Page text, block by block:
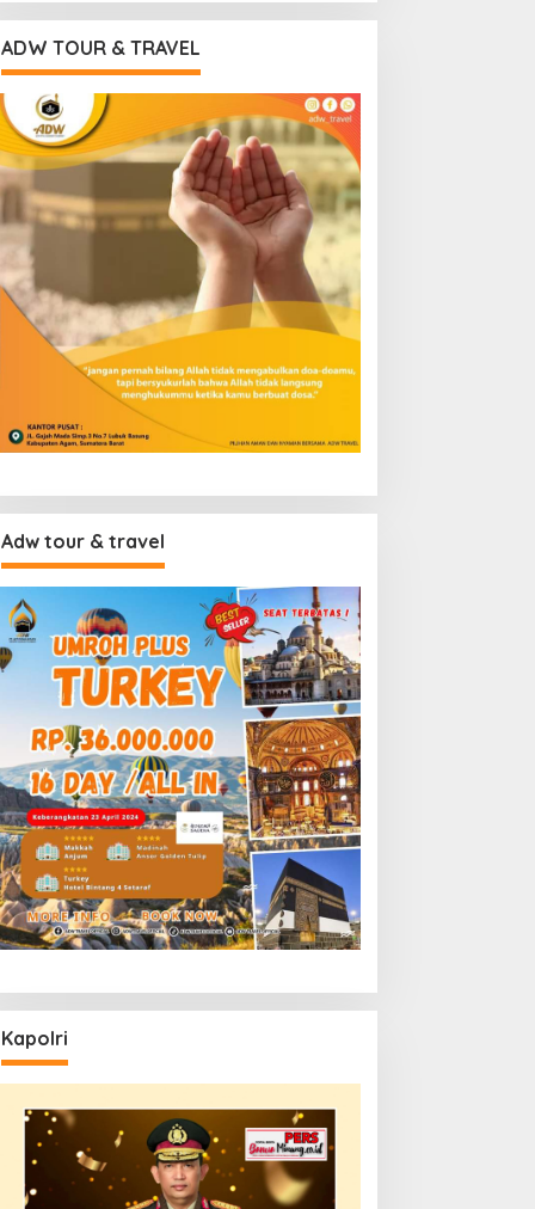
ADW TOUR & TRAVEL
Adw tour & travel
Kapolri